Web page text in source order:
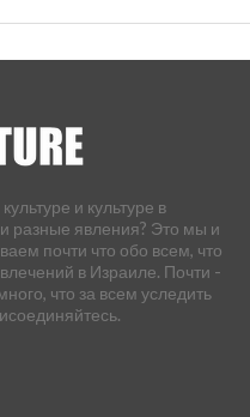
и культуре в
разные явления? Это мы и
почти что обо всем, что
в Израиле. Почти -
что за всем уследить